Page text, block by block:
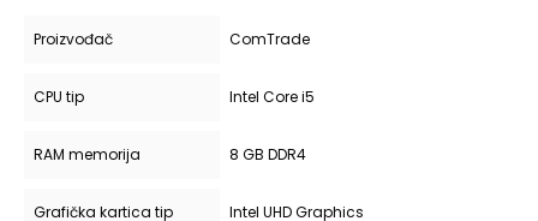
Proizvođač ComTrade
CPU tip Intel Core i5
RAM memorija 8 GB DDR4
Grafička kartica tip Intel UHD Graphics